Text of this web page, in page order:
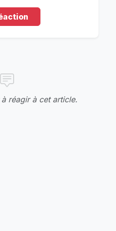
réagir à cet article.